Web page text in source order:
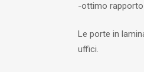
-ottimo
Le porte in
uffici.